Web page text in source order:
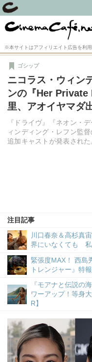
※本サイトはアフィリエイト広告を利
ニコラス・ウィン
ンの『Her Private
里、アオイヤマダ
『ドライヴ』『ネオン・
ィンディング・レフン監
追加キャストが発表された
ゴシップ
注目記事
川口春奈＆高杉真
界にいなくても 私
緊張度MAX！ 西島
トレンジャー』特
『モアナと伝説の
ワーアップ！等身
R】